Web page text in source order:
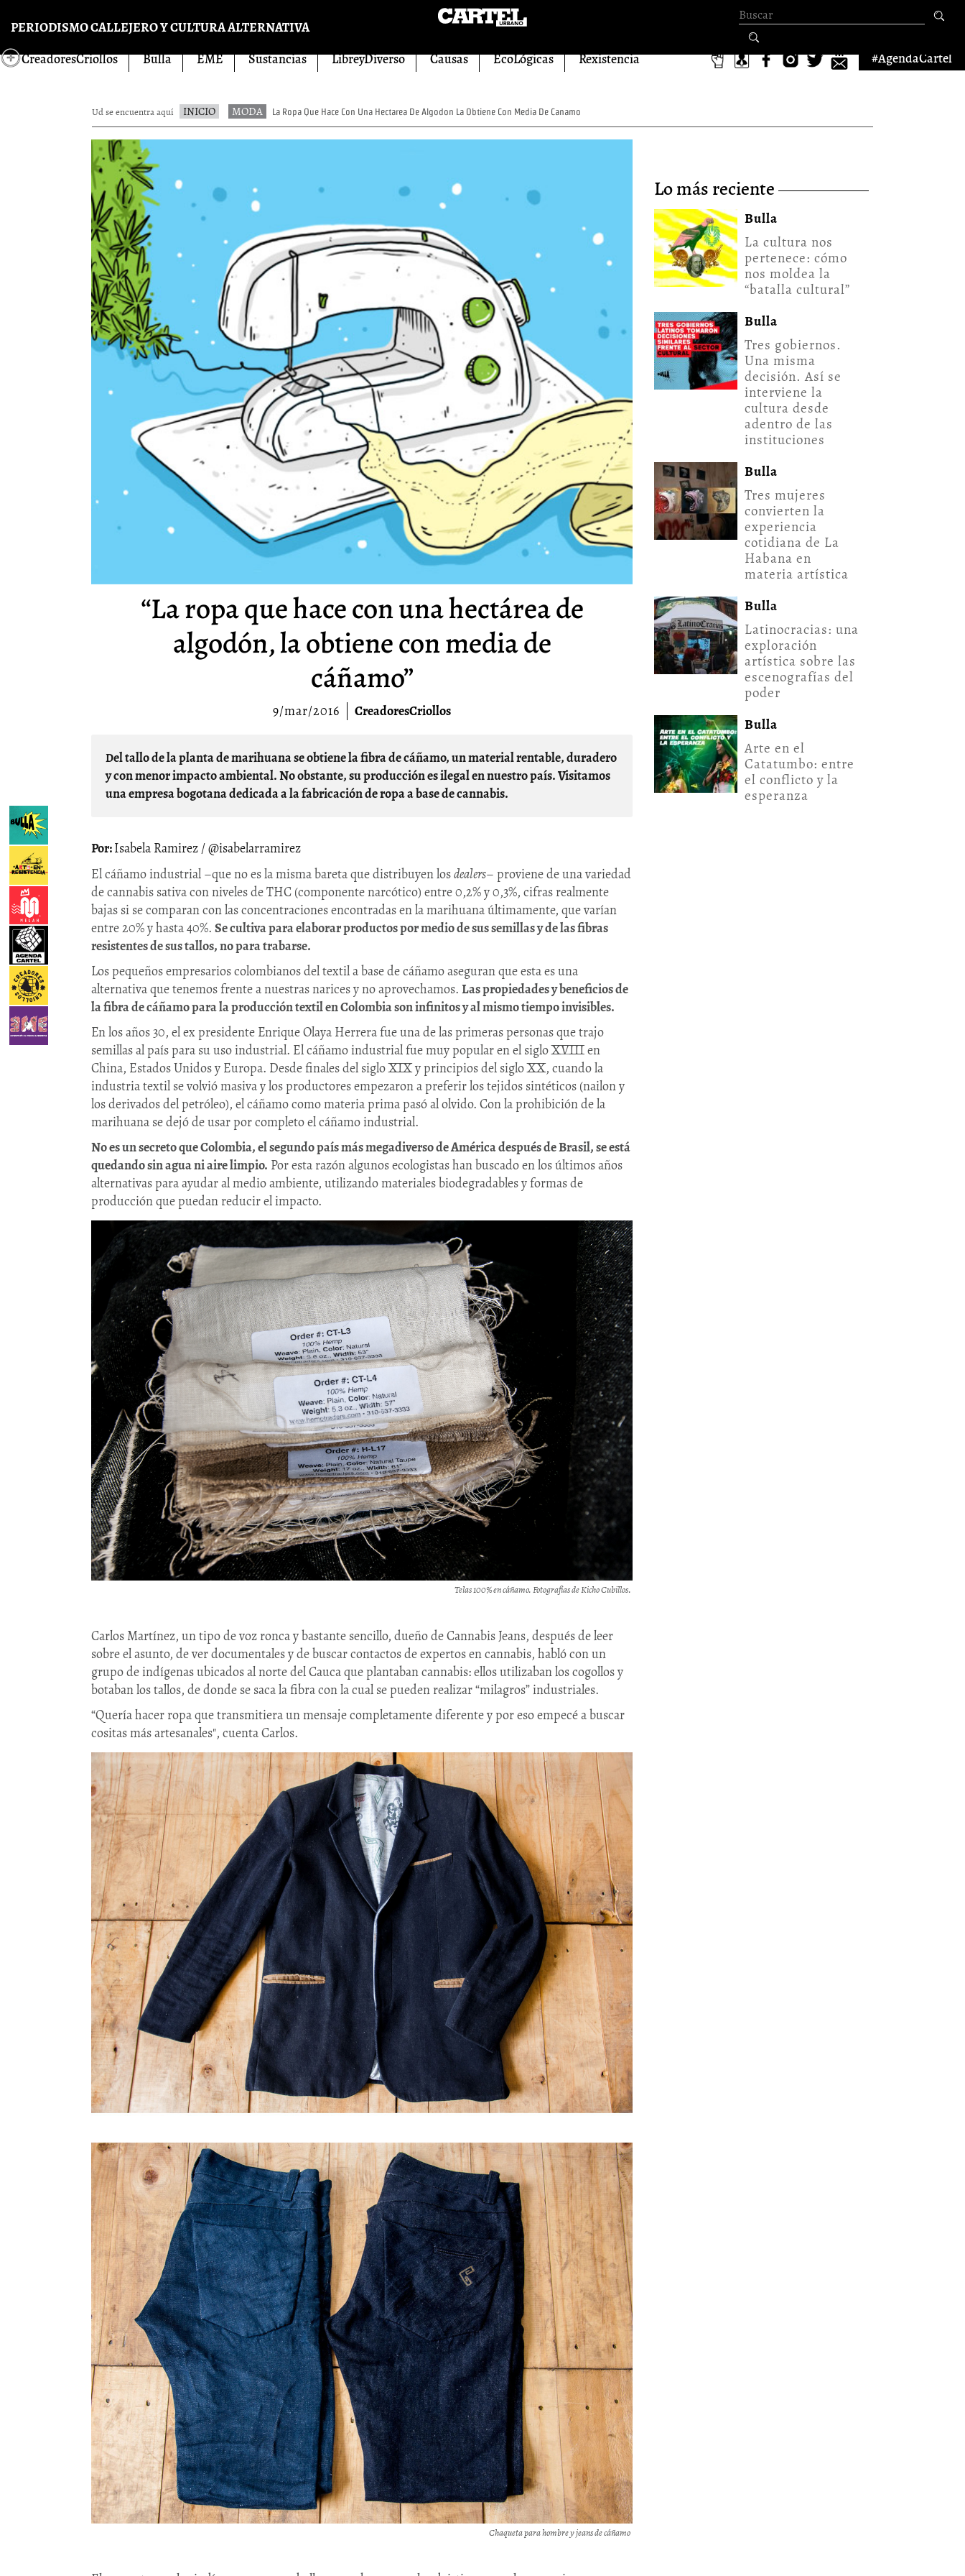
PERIODISMO CALLEJERO Y CULTURA ALTERNATIVA
Formulario de
búsqueda
CreadoresCriollos Bulla EME Sustancias LibreyDiverso Causas EcoLógicas Rexistencia #AgendaCartel
Ud se encuentra aquí INICIO MODA La Ropa Que Hace Con Una Hectarea De Algodon La Obtiene Con Media De Canamo
“La ropa que hace con una hectárea de
algodón, la obtiene con media de
cáñamo”
9/mar/2016 CreadoresCriollos
Del tallo de la planta de marihuana se obtiene la fibra de cáñamo, un material rentable, duradero
y con menor impacto ambiental. No obstante, su producción es ilegal en nuestro país. Visitamos
una empresa bogotana dedicada a la fabricación de ropa a base de cannabis.
Isabela Ramirez / @isabelarramirez
El cáñamo industrial –que no es la misma bareta que distribuyen losdealers– proviene de una variedad
de cannabis sativa con niveles de THC (componente narcótico) entre 0,2% y 0,3%, cifras realmente
bajas si se comparan con las concentraciones encontradas en la marihuana últimamente, que varían
entre 20% y hasta 40%. Se cultiva para elaborar productos por medio de sus semillas y de las fibras
resistentes de sus tallos, no para trabarse.
Los pequeños empresarios colombianos del textil a base de cáñamo aseguran que esta es una
alternativa que tenemos frente a nuestras narices y no aprovechamos. Las propiedades y beneficios de
la fibra de cáñamo para la producción textil en Colombia son infinitos y al mismo tiempo invisibles.
En los años 30, el ex presidente Enrique Olaya Herrera fue una de las primeras personas que trajo
semillas al país para su uso industrial. El cáñamo industrial fue muy popular en el siglo XVIII en
China, Estados Unidos y Europa. Desde finales del siglo XIX y principios del siglo XX, cuando la
industria textil se volvió masiva y los productores empezaron a preferir los tejidos sintéticos (nailon y
los derivados del petróleo), el cáñamo como materia prima pasó al olvido. Con la prohibición de la
marihuana se dejó de usar por completo el cáñamo industrial.
No es un secreto que Colombia, el segundo país más megadiverso de América después de Brasil, se está
quedando sin agua ni aire limpio. Por esta razón algunos ecologistas han buscado en los últimos años
alternativas para ayudar al medio ambiente, utilizando materiales biodegradables y formas de
producción que puedan reducir el impacto.
Telas 100% en cáñamo. Fotografías de Kicho Cubillos.
Carlos Martínez, un tipo de voz ronca y bastante sencillo, dueño de Cannabis Jeans, después de leer
sobre el asunto, de ver documentales y de buscar contactos de expertos en cannabis, habló con un
grupo de indígenas ubicados al norte del Cauca que plantaban cannabis: ellos utilizaban los cogollos y
botaban los tallos, de donde se saca la fibra con la cual se pueden realizar “milagros” industriales.
“Quería hacer ropa que transmitiera un mensaje completamente diferente y por eso empecé a buscar
cositas más artesanales", cuenta Carlos.
Chaqueta para hombre y jeans de cáñamo
lo más reciente
Bulla
La cultura nos
pertenece: cómo
nos moldea la
“batalla cultural”
Bulla
Tres gobiernos.
Una misma
decisión. Así se
interviene la
cultura desde
adentro de las
instituciones
Bulla
Tres mujeres
convierten la
experiencia
cotidiana de La
Habana en
materia artística
Bulla
Latinocracias: una
exploración
artística sobre las
escenografías del
poder
Bulla
Arte en el
Catatumbo: entre
el conflicto y la
esperanza